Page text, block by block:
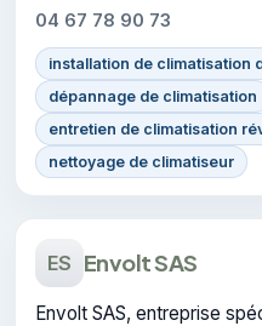
04 67 78 90 73
installation de climatisation
dépannage de climatisation
entretien de climatisation
nettoyage de climatiseur
ES Envolt SAS
Envolt SAS, entreprise